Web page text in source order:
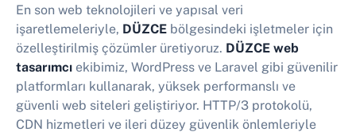
En son web teknolojileri ve yapısal veri
işaretlemeleriyle, DÜZCE bölgesindeki işletmeler için
özelleştirilmiş çözümler üretiyoruz. DÜZCE web
tasarımcı ekibimiz, WordPress ve Laravel gibi güvenilir
platformları kullanarak, yüksek performanslı ve
güvenli web siteleri geliştiriyor. HTTP/3 protokolü,
CDN hizmetleri ve ileri düzey güvenlik önlemleriyle